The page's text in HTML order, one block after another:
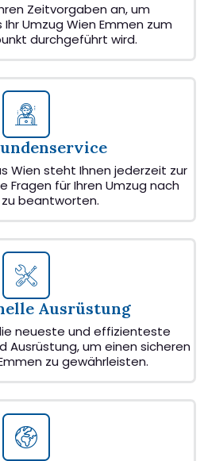
Zeitvorgaben an, um
Umzug Wien Emmen zum
durchgeführt wird.
Wien steht Ihnen jederzeit zur
Fragen für Ihren Umzug nach
beantworten.
Ausrüstung
neueste und effizienteste
Ausrüstung, um einen sicheren
zu gewährleisten.